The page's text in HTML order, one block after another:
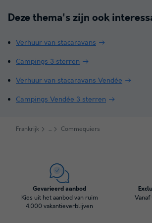
Deze thema's zijn ook
Verhuur van stacaravans
Campings 3 sterren
Verhuur van stacaravans Vendée
Campings Vendée 3 sterren
Frankrijk Commequiers
Gevarieerd aanbod
Kies uit het aanbod van ruim
4.000 vakantieverblijven